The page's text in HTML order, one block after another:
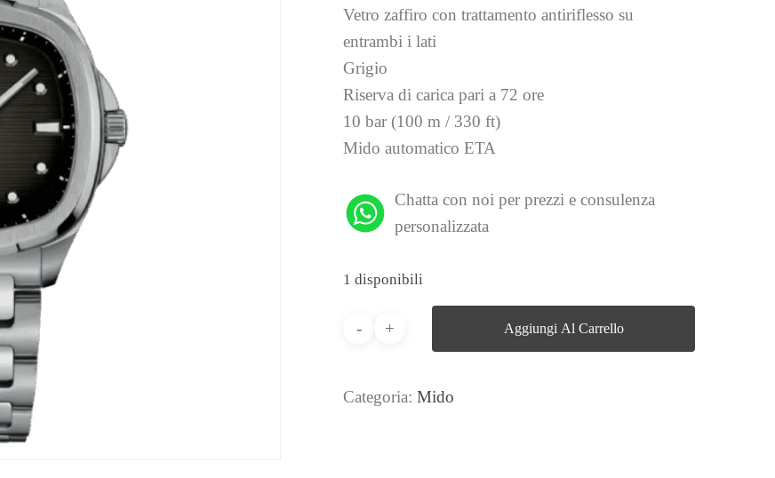
Vetro zaffiro con trattamento antiriflesso su
entrambi i lati
Grigio
Riserva di carica pari a 72 ore
10 bar (100 m / 330 ft)
Mido automatico ETA
Chatta con noi per prezzi e consulenza
personalizzata
1 disponibili
Aggiungi Al Carrello
Categoria:Mido